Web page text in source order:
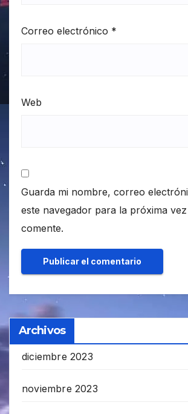
Correo electrónico *
Web
Guarda mi nombre, correo
este navegador para la próxima
comente.
Archivos
diciembre 2023
noviembre 2023